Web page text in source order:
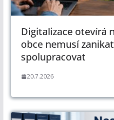
Digitalizace otevírá
obce nemusí
spolupracovat
20.7.2026